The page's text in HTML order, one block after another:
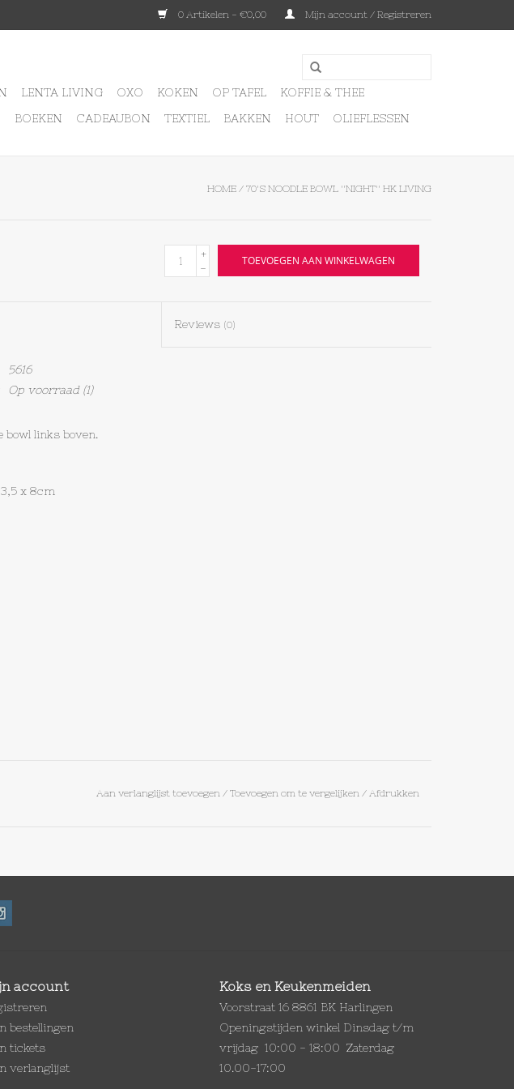
0 Artikelen - €0,00 Mijn account / Registreren
LENTA LIVING OXO KOKEN OP TAFEL
KOFFIE & THEE
BOEKEN CADEAUBON TEXTIEL BAKKEN HOUT OLIEFLESSEN
HOME / 70'S NOODLE BOWL ''NIGHT'' HK LIVING
+
-
TOEVOEGEN AAN WINKELWAGEN
Reviews (0)
5616
Op voorraad(1)
bowl links boven.
x 8cm
Aan verlanglijst toevoegen / Toevoegen om te vergelijken / Afdrukken
account
bestellingen
tickets
verlanglijst
Koks en Keukenmeiden
Voorstraat 16 8861 BK Harlingen
Openingstijden winkel Dinsdag t/m
vrijdag 10:00 - 18:00 Zaterdag
10.00-17:00